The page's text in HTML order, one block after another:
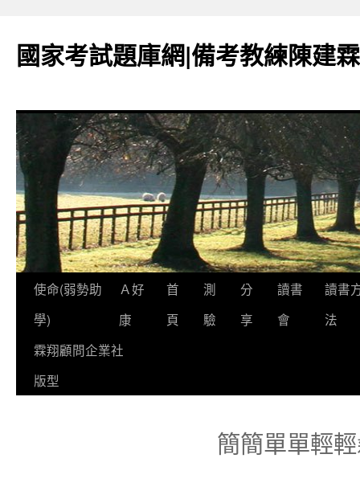
國家考試題庫網|備考教練陳建霖
跳使命(弱勢助
學)
Ａ好
康
首
頁
測
驗
分
享
讀書
會
讀書
法
霖翔顧問企業社
版型
簡簡單單輕